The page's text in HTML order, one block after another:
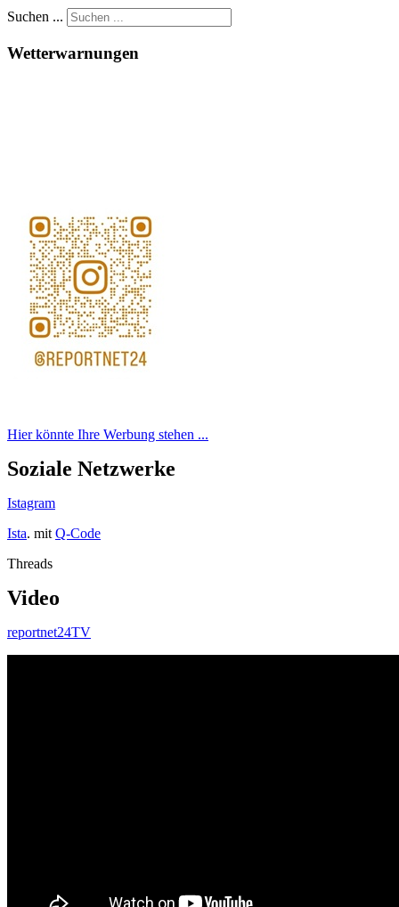
Suchen ...
Wetterwarnungen
Hier könnte Ihre Werbung stehen ...
Soziale Netzwerke
Istagram
Ista. mit Q-Code
Threads
Video
reportnet24TV